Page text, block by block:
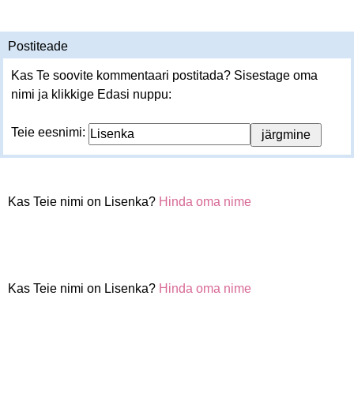
Postiteade
Kas Te soovite kommentaari postitada? Sisestage oma
nimi ja klikkige Edasi nuppu:
Teie eesnimi:
Kas Teie nimi on Lisenka? Hinda oma nime
Kas Teie nimi on Lisenka? Hinda oma nime